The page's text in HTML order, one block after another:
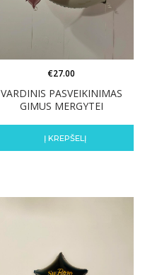
VARDINIS PASVEIKINIMAS
GIMUS MERGYTEI
€27.00
Į KREPŠELĮ